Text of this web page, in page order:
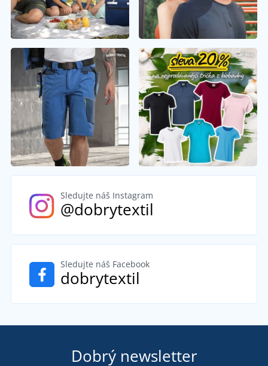
Sledujte náš Instagram
@dobrytextil
Sledujte náš Facebook
dobrytextil
Dobrý newsletter